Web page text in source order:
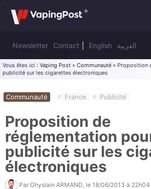
Newsletter Contact English العربية
Vous êtes ici : Vaping Post » Communauté » Proposition
publicité sur les cigarettes électroniques
Communauté # France # Publicité
Proposition de
réglementation
publicité sur les
électroniques
Par Ghyslain ARMAND , le 18/06/2013 à 22h04